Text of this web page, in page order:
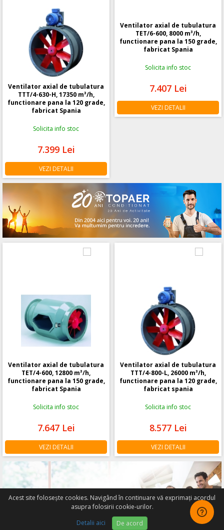
Ventilator axial de tubulatura
TTT/4-630-H, 17350 m³/h,
functionare pana la 120 grade,
fabricat Spania
Solicita info stoc
7.399 Lei
VEZI DETALII
Ventilator axial de tubulatura
functionare pana la 150 grade,
fabricat Spania
Ventilator axial de tubulatura
TET/4-600, 12800 m³/h,
functionare pana la 150 grade,
fabricat Spania
Solicita info stoc
7.647 Lei
VEZI DETALII
Ventilator axial de tubulatura
TTT/4-800-L, 26000 m³/h,
functionare pana la 120 grade,
fabricat spania
Solicita info stoc
8.577 Lei
VEZI DETALII
WhatsApp
Acest site foloseşte cookies. Navigând în continuare vă exprimați acordul
asupra folosirii cookie-urilor.
Detalii aici
De acord